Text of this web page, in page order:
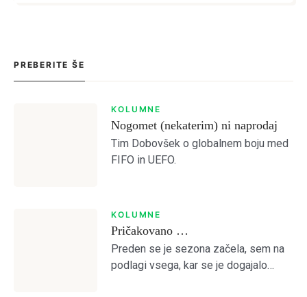
PREBERITE ŠE
KOLUMNE
Nogomet (nekaterim) ni naprodaj
Tim Dobovšek o globalnem boju med
FIFO in UEFO.
KOLUMNE
Pričakovano …
Preden se je sezona začela, sem na
podlagi vsega, kar se je dogajalo